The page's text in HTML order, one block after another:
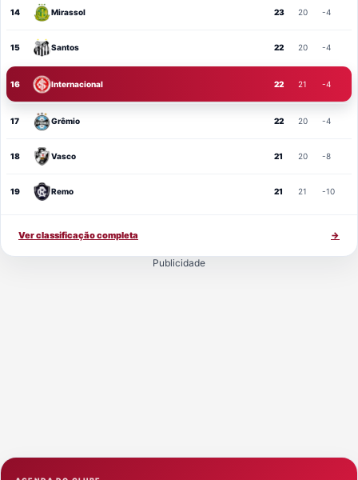
14 Mirassol 23 20 -4
15 Santos 22 20 -4
16 Internacional 22 21 -4
17 Grêmio 22 20 -4
18 Vasco 21 20 -8
19 Remo 21 21 -10
Ver classificação completa →
Publicidade